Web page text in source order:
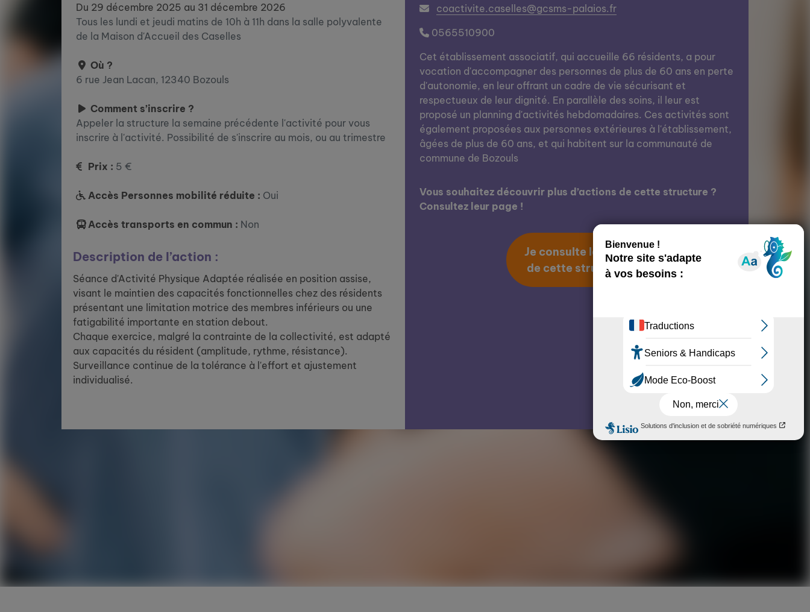
Du 29 décembre 2025 au 31 décembre 2026
Tous les lundi et jeudi matins de 10h à 11h dans la salle polyvalente
de la Maison d'Accueil des Caselles
Où ?
6 rue Jean Lacan, 12340 Bozouls
Comment s’inscrire ?
Appeler la structure la semaine précédente l'activité pour vous
inscrire à l'activité. Possibilité de s'inscrire au mois, ou au trimestre
Prix : 5 €
Accès Personnes mobilité réduite : Oui
Accès transports en commun : Non
Description de l’action :
Séance d'Activité Physique Adaptée réalisée en position assise,
visant le maintien des capacités fonctionnelles chez des résidents
présentant une limitation motrice des membres inférieurs ou une
fatigabilité importante en station debout.
Chaque exercice, malgré la contrainte de la collectivité, est adapté
aux capacités du résident (amplitude, rythme, résistance).
Surveillance continue de la tolérance à l'effort et ajustement
individualisé.
coactivite.caselles@gcsms-palaios.fr
0565510900
Cet établissement associatif, qui accueille 66 résidents, a pour
vocation d'accompagner des personnes de plus de 60 ans en perte
d'autonomie, en leur offrant un cadre de vie sécurisant et
respectueux de leur dignité. En parallèle des soins, il leur est
proposé un planning d'activités hebdomadaires. Ces activités sont
également proposées aux personnes extérieures à l'établissement,
âgées de plus de 60 ans, et qui habitent sur la communauté de
commune de Bozouls
Vous souhaitez découvrir plus d’actions de cette structure ?
Consultez leur page !
Je consulte la page
de cette structure